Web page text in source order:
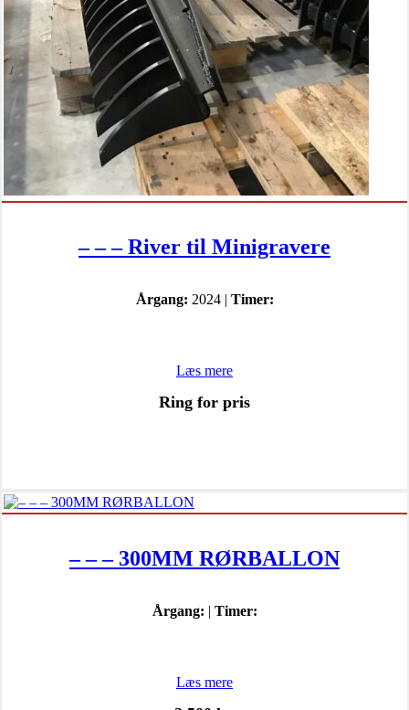
– – – River til Minigravere
Årgang: 2024 | Timer:
Læs mere
Ring for pris
– – – 300MM RØRBALLON
Årgang: | Timer:
Læs mere